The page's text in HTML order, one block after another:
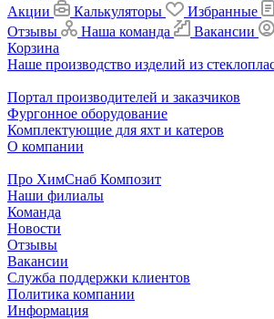
Акции
Калькуляторы Избранные
Отзывы
Наша команда Вакансии
Корзина
Наше производство изделий из
Портал производителей и заказчиков
Фургонное оборудование
Комплектующие для яхт и катеров
О компании
Про ХимСнаб Композит
Наши филиалы
Команда
Новости
Отзывы
Вакансии
Служба поддержки клиентов
Политика компании
Информация